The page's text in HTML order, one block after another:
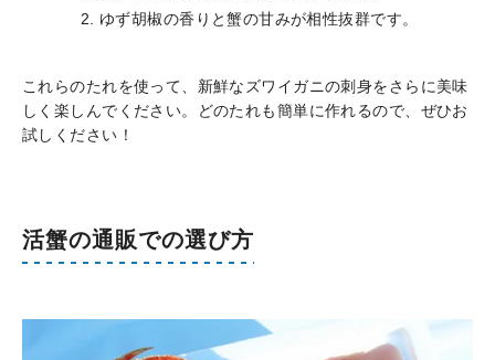
ゆず胡椒の香りと蟹の甘みが相性抜群です。
これらのたれを使って、新鮮なズワイガニの刺身をさらに美味
しく楽しんでください。どのたれも簡単に作れるので、ぜひお
試しください！
活蟹の通販での選び方